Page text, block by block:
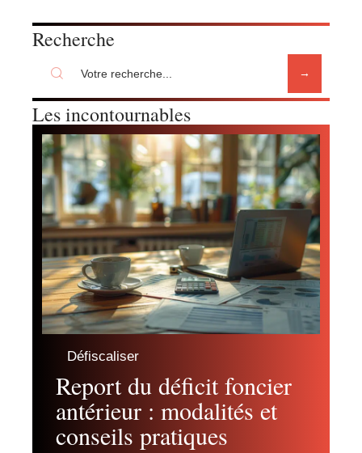
Recherche
Les incontournables
Défiscaliser
Report du déficit foncier
antérieur : modalités et
conseils pratiques